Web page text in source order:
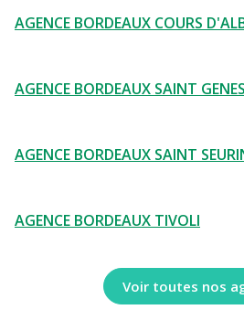
AGENCE BORDEAUX COURS
AGENCE BORDEAUX SAINT GENES
AGENCE BORDEAUX SAINT
AGENCE BORDEAUX TIVOLI
Voir toutes nos